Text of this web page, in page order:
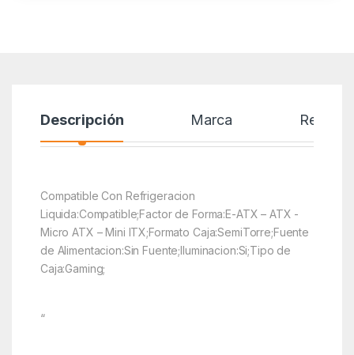
Descripción Marca Reseñas
Compatible Con Refrigeracion
Liquida:Compatible;Factor de Forma:E-ATX – ATX -
Micro ATX – Mini ITX;Formato Caja:SemiTorre;Fuente
de Alimentacion:Sin Fuente;Iluminacion:Si;Tipo de
Caja:Gaming;
“